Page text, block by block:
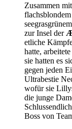
Zusammen
zur Insel der
etliche
hatte,
sie hatten es
gegen jeden
Ultrabestie
wofür sie
die junge
Boss von